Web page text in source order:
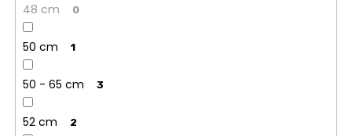
48 cm 0
50 cm 1
50 - 65 cm 3
52 cm 2